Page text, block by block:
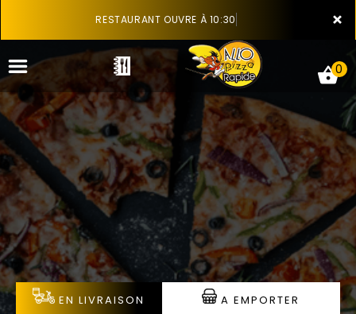
×
RESTAURANT OUVRE À 10:30
ACCUEIL
LA CARTE
VOTRE COMPTE
NOTRE RESTAURANT
0
EN LIVRAISON A EMPORTER